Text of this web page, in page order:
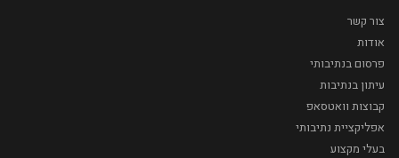
צור קשר
אודות
פרסום בנתיבותי
עיתון בנתיבות
קבוצות וואטסאפ
אפליקציית נתיבותי
בעלי מקצוע